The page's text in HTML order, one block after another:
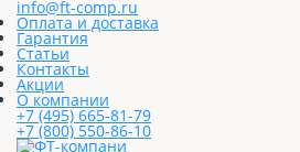
info@ft-comp.ru
Оплата и доставка
Гарантия
Статьи
Контакты
Акции
О компании
+7 (495) 665-81-79
+7 (800) 550-86-10